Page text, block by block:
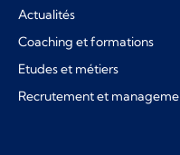
Actualités
Coaching et formations
Etudes et métiers
Recrutement et